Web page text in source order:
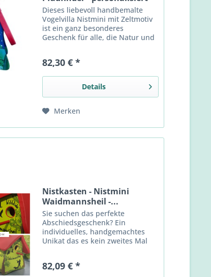
Dieses liebevoll handbemalte
Vogelvilla Nistmini mit Zeltmotiv
ist ein ganz besonderes
Geschenk für alle, die Natur und
Naturfreunde und Pfadfinder
oder als originelle
Aufmerksamkeit zu...
82,30 € *
Details
Merken
Nistkasten - Nistmini
Waidmannsheil -...
Sie suchen das perfekte
Abschiedsgeschenk? Ein
individuelles, handgemachtes
Unikat das es kein zweites Mal
nach Ihren Wünschen.
82,09 € *